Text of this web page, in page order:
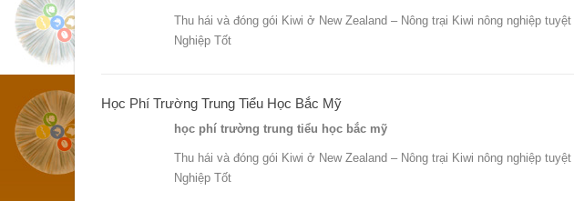
Thu hái và đóng gói Kiwi ở New Zealand – Nông trại Kiwi nông nghiệp
Nghiệp Tốt
Học Phí Trường Trung Tiểu Học Bắc Mỹ
học phí trường trung tiểu học bắc mỹ
Thu hái và đóng gói Kiwi ở New Zealand – Nông trại Kiwi nông nghiệp
Nghiệp Tốt